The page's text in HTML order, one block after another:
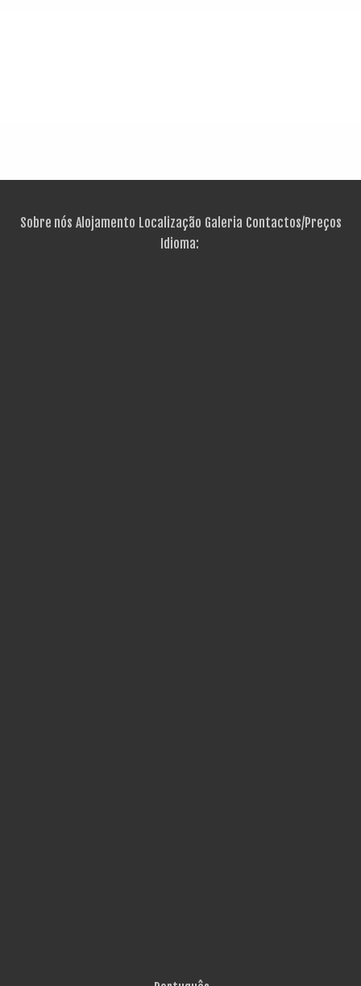
Sobre nós Alojamento Localização Galeria Contactos/Preços
Idioma: